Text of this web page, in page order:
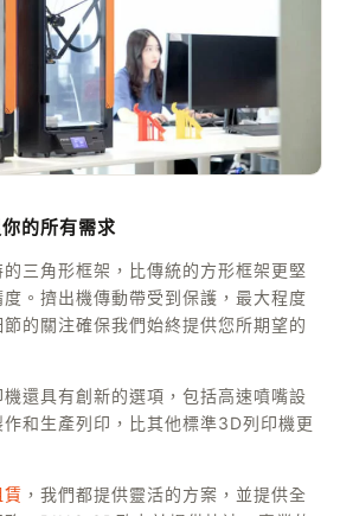
的所有需求
三角形框架，比傳統的方形框架更堅
。擠出機傳動帶受到保護，最大程度
的關注確保我們始終提供您所期望的
還具有創新的選項，包括高速噴嘴設
和生產列印，比其他標準3D列印機更
賃 ，我們都提供靈活的方案，並提供全